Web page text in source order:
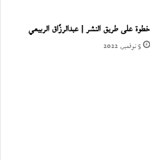
خطوة على طريق النشر | عبدالرزّاق الربيعي
5 نوفمبر، 2022